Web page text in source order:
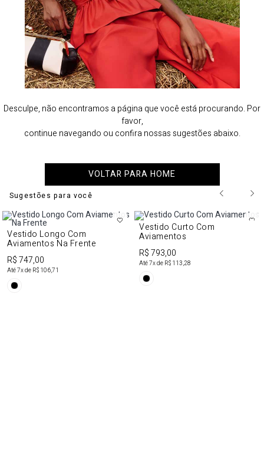
Desculpe, não encontramos a página que você está procurando. Por
favor,
continue navegando ou confira nossas sugestões abaixo.
VOLTAR PARA HOME
Sugestões para você
Vestido Longo Com
Aviamentos Na Frente
R$ 747,00
Até7x de R$ 106,71
Vestido Curto Com
Aviamentos
R$ 793,00
Até7x de R$ 113,28